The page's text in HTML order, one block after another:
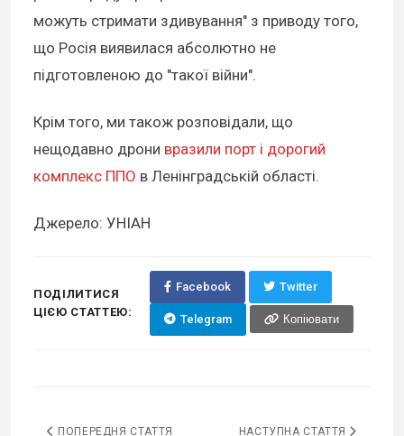
можуть стримати здивування" з приводу того,
що Росія виявилася абсолютно не
підготовленою до "такої війни".
Крім того, ми також розповідали, що
нещодавно дрони вразили порт і дорогий
комплекс ППО в Ленінградській області.
Джерело: УНІАН
ПОДІЛИТИСЯ
ЦІЄЮ СТАТТЕЮ:
Facebook Twitter
Telegram Копіювати
ПОПЕРЕДНЯ СТАТТЯ НАСТУПНА СТАТТЯ